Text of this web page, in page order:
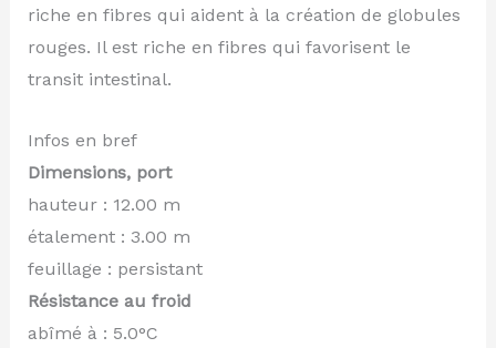
riche en fibres qui aident à la création de globules
rouges. Il est riche en fibres qui favorisent le
transit intestinal.
Infos en bref
Dimensions, port
hauteur : 12.00 m
étalement : 3.00 m
feuillage : persistant
Résistance au froid
abîmé à : 5.0°C